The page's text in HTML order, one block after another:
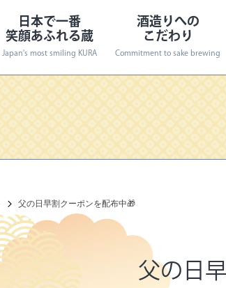
日本で一番
笑顔あふれる蔵
Japan's most smiling KURA
世界で一番の受賞数! 日欧
酒造りへの
こだわり
Commitment to sake brewing
渡
父の日早割クーポンを配布中🎁
父の日